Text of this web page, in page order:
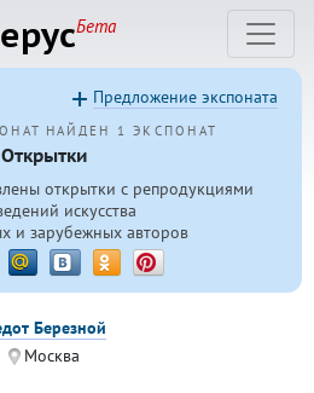
Бета
НАЙДЕН 1 ЭКСПОНАТ
Открытки
открытки с репродукциями
искусства
и зарубежных авторов
Предложение экспоната
Березной
Москва